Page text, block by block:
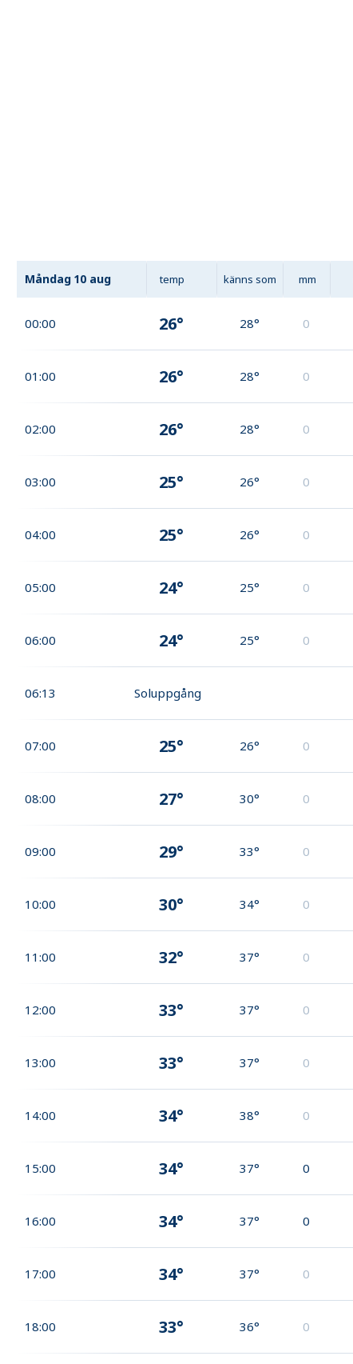
Måndag 10 aug temp känns som mm
00:00 26° 28° 0
01:00 26° 28° 0
02:00 26° 28° 0
03:00 25° 26° 0
04:00 25° 26° 0
05:00 24° 25° 0
06:00 24° 25° 0
06:13 Soluppgång
07:00 25° 26° 0
08:00 27° 30° 0
09:00 29° 33° 0
10:00 30° 34° 0
11:00 32° 37° 0
12:00 33° 37° 0
13:00 33° 37° 0
14:00 34° 38° 0
15:00 34° 37° 0
16:00 34° 37° 0
17:00 34° 37° 0
18:00 33° 36° 0